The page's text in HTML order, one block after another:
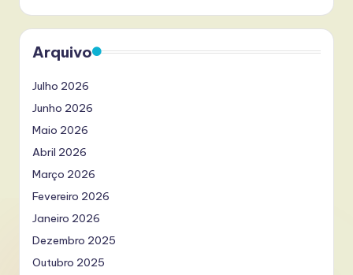
Arquivo
Julho 2026
Junho 2026
Maio 2026
Abril 2026
Março 2026
Fevereiro 2026
Janeiro 2026
Dezembro 2025
Outubro 2025